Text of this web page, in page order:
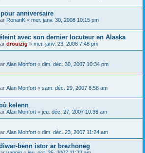
anniversaire
RonanK « mer. janv. 30, 2008 10:15 pm
avec son dernier locuteur en Alaska
drouizig « mer. janv. 23, 2008 7:48 pm
Alan Monfort « dim. déc. 30, 2007 10:34 pm
Alan Monfort « sam. déc. 29, 2007 8:58 am
kelenn
Alan Monfort « jeu. déc. 27, 2007 10:36 am
Alan Monfort « dim. déc. 23, 2007 11:24 am
benn istor ar brezhoneg